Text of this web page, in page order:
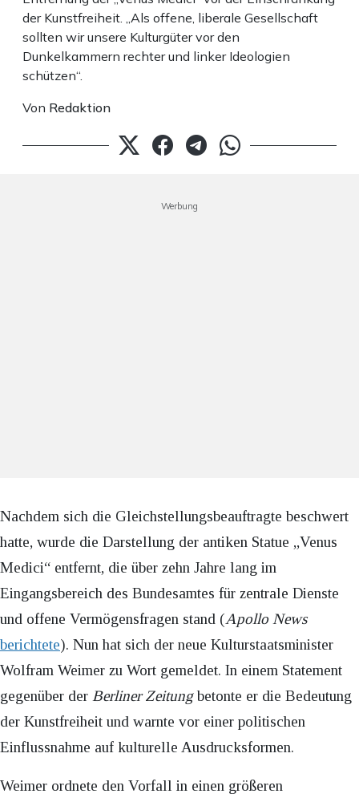
der Kunstfreiheit. „Als offene, liberale Gesellschaft
sollten wir unsere Kulturgüter vor den
Dunkelkammern rechter und linker Ideologien
schützen“.
Von Redaktion
Werbung
Nachdem sich die Gleichstellungsbeauftragte beschwert
hatte, wurde die Darstellung der antiken Statue „Venus
Medici“ entfernt, die über zehn Jahre lang im
Eingangsbereich des Bundesamtes für zentrale Dienste
und offene Vermögensfragen stand (Apollo News
berichtete). Nun hat sich der neue Kulturstaatsminister
Wolfram Weimer zu Wort gemeldet. In einem Statement
gegenüber der Berliner Zeitungbetonte er die Bedeutung
der Kunstfreiheit und warnte vor einer politischen
Einflussnahme auf kulturelle Ausdrucksformen.
Weimer ordnete den Vorfall in einen größeren